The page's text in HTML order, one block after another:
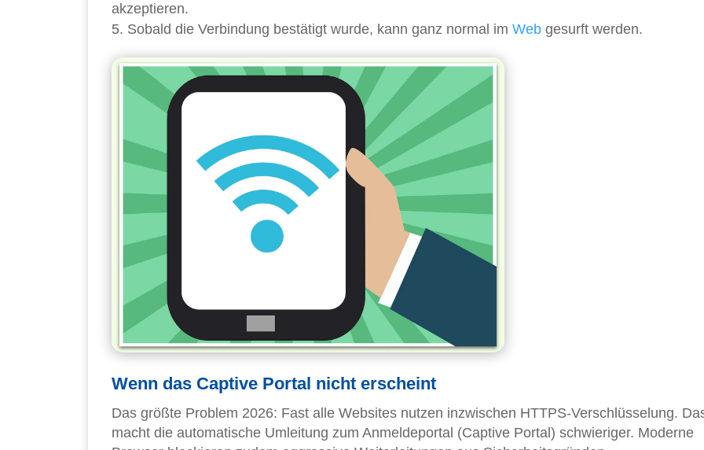
akzeptieren.
Sobald die Verbindung bestätigt wurde, kann ganz normal im Web gesurft werden.
Wenn das Captive Portal nicht erscheint
Das größte Problem 2026: Fast alle Websites nutzen inzwischen HTTPS-Verschlüsselung.
macht die automatische Umleitung zum Anmeldeportal (Captive Portal) schwieriger. Moderne